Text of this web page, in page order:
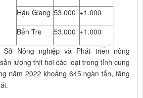
Hậu Giang 53.000 +1.000
Bến Tre
53.000 +1.000
Nông nghiệp và Phát triển nông
lượng thịt hơi các loại trong tỉnh cung
năm 2022 khoảng 645 ngàn tấn, tăng